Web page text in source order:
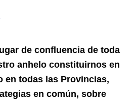
de confluencia de toda
anhelo constituirnos en
en todas las Provincias,
en común, sobre